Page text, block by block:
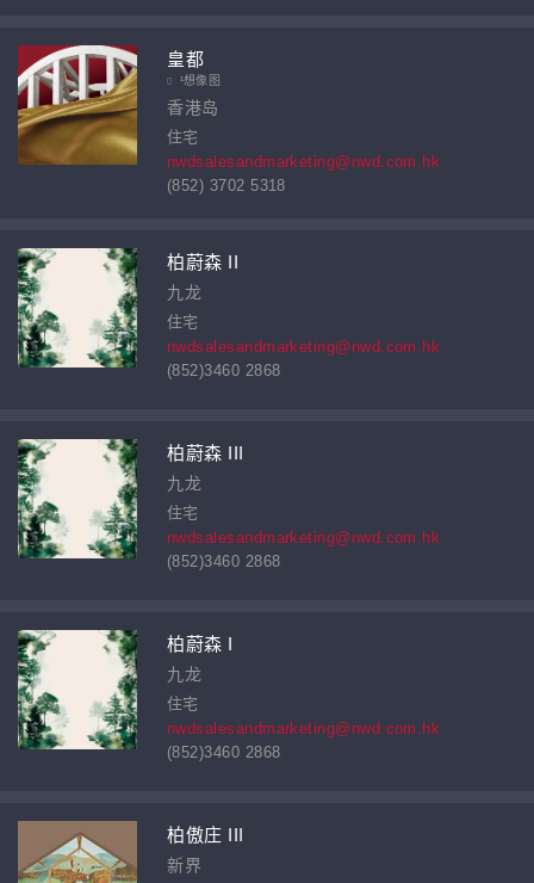
皇都
¹想像图
香港岛
住宅
nwdsalesandmarketing@nwd.com.hk
(852) 3702 5318
柏蔚森 II
九龙
住宅
nwdsalesandmarketing@nwd.com.hk
(852)3460 2868
柏蔚森 III
九龙
住宅
nwdsalesandmarketing@nwd.com.hk
(852)3460 2868
柏蔚森 I
九龙
住宅
nwdsalesandmarketing@nwd.com.hk
(852)3460 2868
柏傲庄 III
新界